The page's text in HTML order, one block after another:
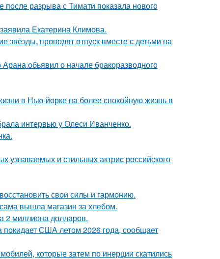
разрыва с Тимати показала нового
Екатерина Климова.
звёзды, проводят отпуск вместе с детьми на
обьявил о начале бракоразводного
в Нью-йорке на более спокойную жизнь в
интервью у Олеси Иванченко.
и стильных актрис российского
свои силы и гармонию.
вышла магазин за хлебом.
2 миллиона долларов.
США летом 2026 года, сообщает
которые затем по инерции скатились